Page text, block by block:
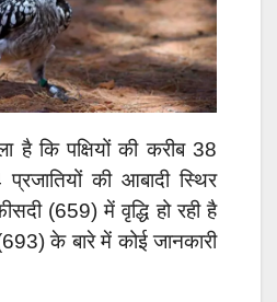
है कि पक्षियों की करीब 38
की आबादी स्थिर
(659) में वृद्धि हो रही है
के बारे में कोई जानकारी